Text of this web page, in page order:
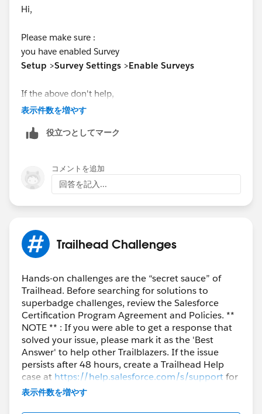
Hi,
Please make sure :
you have enabled Survey
Setup >Survey Settings >Enable Surveys
If the above don't help,
make sure there are no typing error/duplicates
playground.
表示件数を増やす
役立つとしてマーク
コメントを追加
回答を記入...
Trailhead Challenges
Hands-on challenges are the “secret sauce” of
Trailhead. Before searching for solutions to
superbadge challenges, review the Salesforce
Certification Program Agreement and Policies. **
NOTE ** : If you were able to get a response that
solved your issue, please mark it as the 'Best
Answer' to help other Trailblazers. If the issue
persists after 48 hours, create a Trailhead Help
case at https://help.salesforce.com/s/supportfor
further assistance.
表示件数を増やす